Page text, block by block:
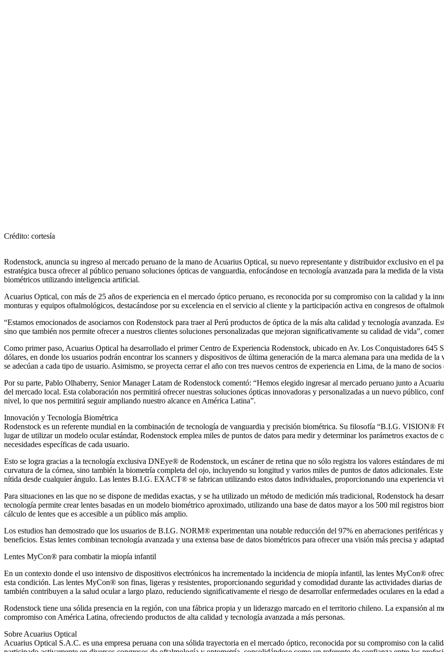
Crédito: cortesía
Rodenstock, anuncia su ingreso al mercado peruano de la mano de Acuarius Optical, su nuevo representante y distribuidor exclusivo en el
estratégica busca ofrecer al público peruano soluciones ópticas de vanguardia, enfocándose en tecnología avanzada para la medida de la
biométricos utilizando inteligencia artificial.
Acuarius Optical, con más de 25 años de experiencia en el mercado óptico peruano, es reconocida por su compromiso con la calidad y la
monturas y equipos oftalmológicos, destacándose por su excelencia en el servicio al cliente y la participación activa en congresos de
“Estamos emocionados de asociarnos con Rodenstock para traer al Perú productos de óptica de la más alta calidad y tecnología avanzada.
sino que también nos permite ofrecer a nuestros clientes soluciones personalizadas que mejoran significativamente su calidad de vida”,
Como primer paso, Acuarius Optical ha desarrollado el primer Centro de Experiencia Rodenstock, ubicado en Av. Los Conquistadores 645
dólares, en donde los usuarios podrán encontrar los scanners y dispositivos de última generación de la marca alemana para una medida de
se adecúan a cada tipo de usuario. Asimismo, se proyecta cerrar el año con tres nuevos centros de experiencia en Lima, de la mano de socios
Por su parte, Pablo Olhaberry, Senior Manager Latam de Rodenstock comentó: “Hemos elegido ingresar al mercado peruano junto a
del mercado local. Esta colaboración nos permitirá ofrecer nuestras soluciones ópticas innovadoras y personalizadas a un nuevo público,
nivel, lo que nos permitirá seguir ampliando nuestro alcance en América Latina”.
Innovación y Tecnología Biométrica
Rodenstock es un referente mundial en la combinación de tecnología de vanguardia y precisión biométrica. Su filosofía “B.I.G. VISION®
lugar de utilizar un modelo ocular estándar, Rodenstock emplea miles de puntos de datos para medir y determinar los parámetros exactos de
necesidades específicas de cada usuario.
Esto se logra gracias a la tecnología exclusiva DNEye® de Rodenstock, un escáner de retina que no sólo registra los valores estándares de
curvatura de la córnea, sino también la biometría completa del ojo, incluyendo su longitud y varios miles de puntos de datos adicionales.
nítida desde cualquier ángulo. Las lentes B.I.G. EXACT® se fabrican utilizando estos datos individuales, proporcionando una experiencia
Para situaciones en las que no se dispone de medidas exactas, y se ha utilizado un método de medición más tradicional, Rodenstock ha
tecnología permite crear lentes basadas en un modelo biométrico aproximado, utilizando una base de datos mayor a los 500 mil registros
cálculo de lentes que es accesible a un público más amplio.
Los estudios han demostrado que los usuarios de B.I.G. NORM® experimentan una notable reducción del 97% en aberraciones periféricas
beneficios. Estas lentes combinan tecnología avanzada y una extensa base de datos biométricos para ofrecer una visión más precisa y
Lentes MyCon® para combatir la miopía infantil
En un contexto donde el uso intensivo de dispositivos electrónicos ha incrementado la incidencia de miopía infantil, las lentes MyCon®
esta condición. Las lentes MyCon® son finas, ligeras y resistentes, proporcionando seguridad y comodidad durante las actividades diarias
también contribuyen a la salud ocular a largo plazo, reduciendo significativamente el riesgo de desarrollar enfermedades oculares en la edad
Rodenstock tiene una sólida presencia en la región, con una fábrica propia y un liderazgo marcado en el territorio chileno. La expansión al
compromiso con América Latina, ofreciendo productos de alta calidad y tecnología avanzada a más personas.
Sobre Acuarius Optical
Acuarius Optical S.A.C. es una empresa peruana con una sólida trayectoria en el mercado óptico, reconocida por su compromiso con la